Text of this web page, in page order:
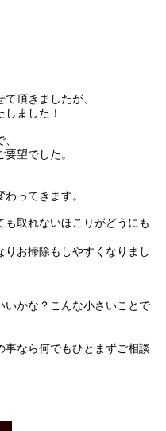
頂きましたが、
ました！
望でした。
ってきます。
も取れないほこりがどうにも
りお掃除もしやすくなりまし
いかな？こんな小さいことで
事なら何でもひとまずご相談